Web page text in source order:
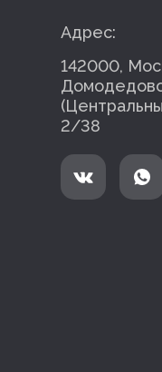
Адрес:
142000,
2/38